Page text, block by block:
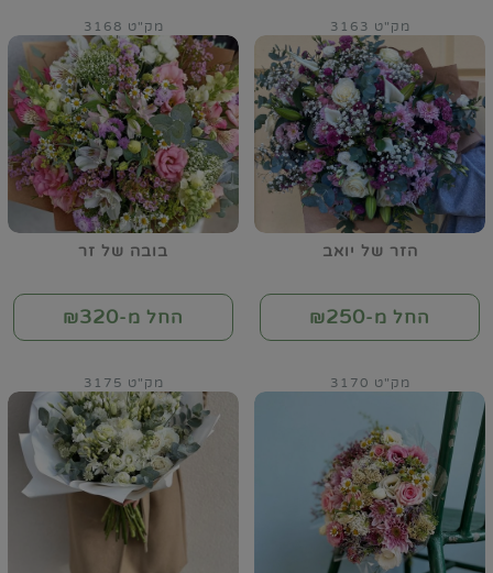
הזר של יואב
מק"ט 3163
החל מ-₪250
בובה של זר
מק"ט 3168
החל מ-₪320
מק"ט 3170 מק"ט 3175